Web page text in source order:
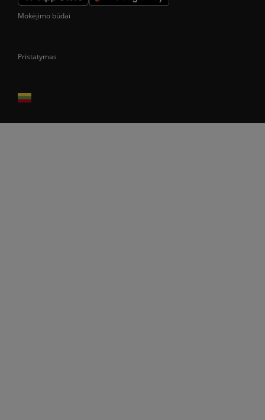
Mokėjimo būdai
Pristatymas